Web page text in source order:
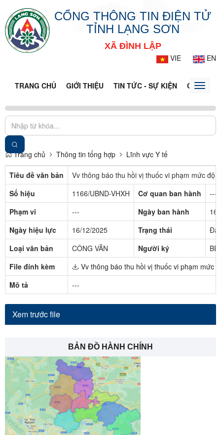
CỔNG THÔNG TIN ĐIỆN TỬ
TỈNH LẠNG SƠN
XÃ ĐÌNH LẬP
VIE
EN
TRANG CHỦ GIỚI THIỆU TIN TỨC - SỰ KIỆN CỔNGToggle
Trang chủ Thông tin tổng hợp Lĩnh vực Y tế
Tiêu đề văn bản
Vv thông báo thu hồi vị thuốc vi phạm mức độ 3
Số hiệu
1166/UBND-VHXH Cơ quan ban hành
---
Phạm vi
--- Ngày ban hành
Ngày hiệu lực
16/12/2025 Trạng thái
Đã
Loại văn bản
CÔNG VĂN Người ký
BẾ
File đính kèm
Vv thông báo thu hồi vị thuốc vi phạm mức
Mô tả
---
Xem trước file
BẢN ĐỒ HÀNH CHÍNH